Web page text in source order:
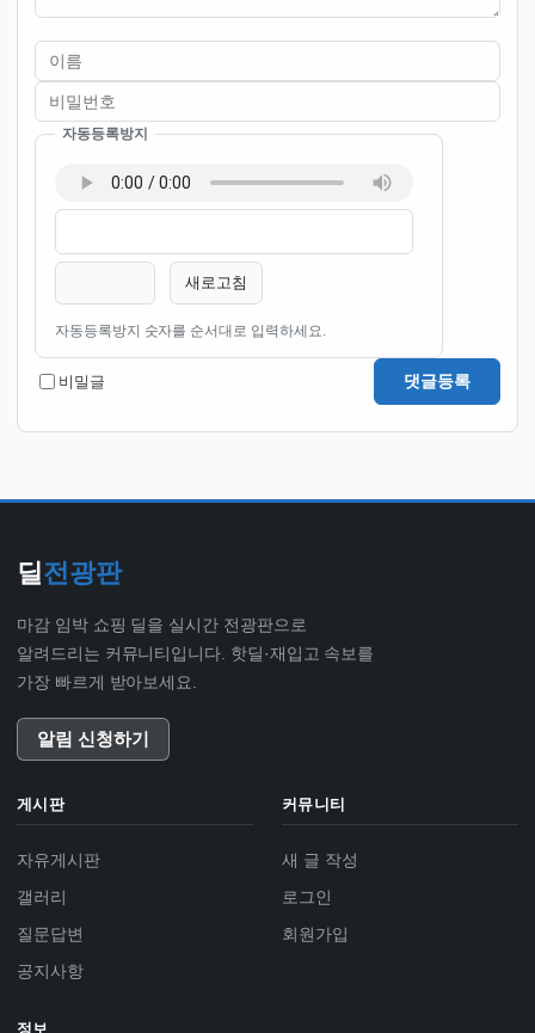
이름필수
비밀번호필수
자동등록방지
새로고침
자동등록방지 숫자를 순서대로 입력하세요.
비밀글 댓글등록
딜전광판
마감 임박 쇼핑 딜을 실시간 전광판으로
알려드리는 커뮤니티입니다. 핫딜·재입고 속보를
가장 빠르게 받아보세요.
알림 신청하기
게시판
자유게시판
갤러리
질문답변
공지사항
커뮤니티
새 글 작성
로그인
회원가입
정보